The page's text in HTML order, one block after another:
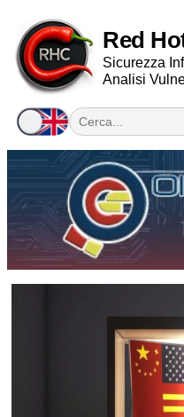
Red
Sicurezza
Analisi